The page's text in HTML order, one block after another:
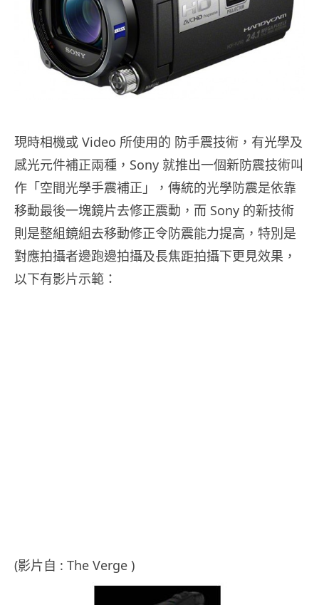
現時相機或 Video 所使用的 防手震技術，有光學及
感光元件補正兩種，Sony 就推出一個新防震技術叫
作「空間光學手震補正」，傳統的光學防震是依靠
移動最後一塊鏡片去修正震動，而 Sony 的新技術
則是整組鏡組去移動修正令防震能力提高，特別是
對應拍攝者邊跑邊拍攝及長焦距拍攝下更見效果，
以下有影片示範：
(影片自 : The Verge )